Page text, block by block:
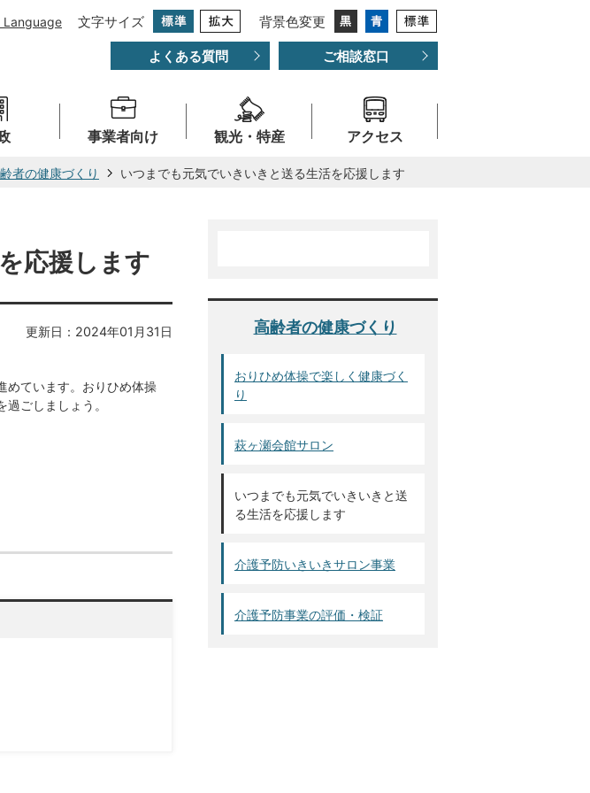
Language 文字サイズ 背景色変更
よくある質問 ご相談窓口
事業者向け 観光・特産 アクセス
者の健康づくり いつまでも元気でいきいきと送る生活を応援します
応援します
更新日：2024年01月31日
めています。おりひめ体操
ごしましょう。
高齢者の健康づくり
おりひめ体操で楽しく健康づく
り
萩ヶ瀬会館サロン
いつまでも元気でいきいきと送
る生活を応援します
介護予防いきいきサロン事業
介護予防事業の評価・検証